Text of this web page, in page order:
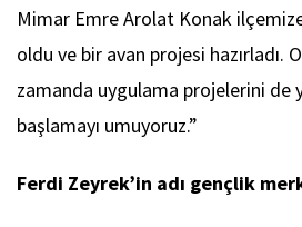
Mimar Emre Arolat Konak
oldu ve bir avan projesi hazırladı.
zamanda uygulama projelerini de
başlamayı umuyoruz.”
Ferdi Zeyrek’in adı gençlik